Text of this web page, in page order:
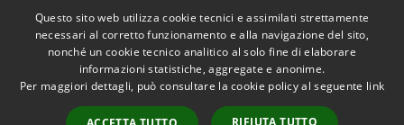
RSS
Accessibilità
Copyright © 2026 • Comune di
Questo sito web utilizza cookie tecnici e assimilati strettamente
necessari al corretto funzionamento e alla navigazione del sito,
nonché un cookie tecnico analitico al solo fine di elaborare
informazioni statistiche, aggregate e anonime.
Per maggiori dettagli, può consultare la cookie policy al seguente link
RIFIUTA TUTTO